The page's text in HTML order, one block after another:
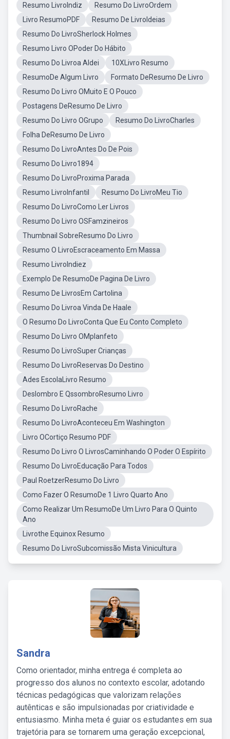
Resumo LivroIndiz
Resumo Do LivroOrdem
Livro ResumoPDF
Resumo De LivroIdeias
Resumo Do LivroSherlock Holmes
Resumo Livro OPoder Do Hábito
Resumo Do Livroa Aldei
10XLivro Resumo
ResumoDe Algum Livro
Formato DeResumo De Livro
Resumo Do Livro OMuito E O Pouco
Postagens DeResumo De Livro
Resumo Do Livro OGrupo
Resumo Do LivroCharles
Folha DeResumo De Livro
Resumo Do LivroAntes Do De Pois
Resumo Do Livro1894
Resumo Do LivroProxima Parada
Resumo LivroInfantil
Resumo Do LivroMeu Tio
Resumo Do LivroComo Ler Livros
Resumo Do Livro OSFamzineiros
Thumbnail SobreResumo Do Livro
Resumo O LivroEscraceamento Em Massa
Resumo LivroIndiez
Exemplo De ResumoDe Pagina De Livro
Resumo De LivrosEm Cartolina
Resumo Do Livroa Vinda De Haale
O Resumo Do LivroConta Que Eu Conto Completo
Resumo Do Livro OMplanfeto
Resumo Do LivroSuper Crianças
Resumo Do LivroReservas Do Destino
Ades EscolaLivro Resumo
Deslombro E QssombroResumo Livro
Resumo Do LivroRache
Resumo Do LivroAconteceu Em Washington
Livro OCortiço Resumo PDF
Resumo Do Livro O LivrosCaminhando O Poder O Espírito
Resumo Do LivroEducação Para Todos
Paul RoetzerResumo Do Livro
Como Fazer O ResumoDe 1 Livro Quarto Ano
Como Realizar Um ResumoDe Um Livro Para O Quinto
Ano
Livrothe Equinox Resumo
Resumo Do LivroSubcomissão Mista Vinicultura
Sandra
Como orientador, minha entrega é completa ao
progresso dos alunos no contexto escolar, adotando
técnicas pedagógicas que valorizam relações
autênticas e são impulsionadas por criatividade e
entusiasmo. Minha meta é guiar os estudantes em sua
trajetória para se tornarem uma geração excepcional,